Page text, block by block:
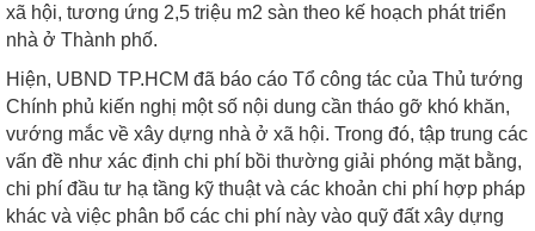
xã hội, tương ứng 2,5 triệu m2 sàn theo kế hoạch phát triển
nhà ở Thành phố.
Hiện, UBND TP.HCM đã báo cáo Tổ công tác của Thủ tướng
Chính phủ kiến nghị một số nội dung cần tháo gỡ khó khăn,
vướng mắc về xây dựng nhà ở xã hội. Trong đó, tập trung các
vấn đề như xác định chi phí bồi thường giải phóng mặt bằng,
chi phí đầu tư hạ tầng kỹ thuật và các khoản chi phí hợp pháp
khác và việc phân bổ các chi phí này vào quỹ đất xây dựng